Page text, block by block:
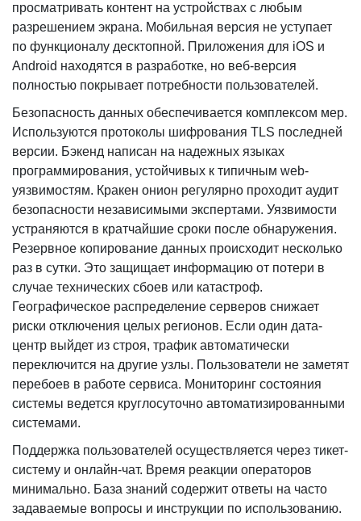
просматривать контент на устройствах с любым
разрешением экрана. Мобильная версия не уступает
по функционалу десктопной. Приложения для iOS и
Android находятся в разработке, но веб-версия
полностью покрывает потребности пользователей.
Безопасность данных обеспечивается комплексом мер.
Используются протоколы шифрования TLS последней
версии. Бэкенд написан на надежных языках
программирования, устойчивых к типичным web-
уязвимостям. Кракен онион регулярно проходит аудит
безопасности независимыми экспертами. Уязвимости
устраняются в кратчайшие сроки после обнаружения.
Резервное копирование данных происходит несколько
раз в сутки. Это защищает информацию от потери в
случае технических сбоев или катастроф.
Географическое распределение серверов снижает
риски отключения целых регионов. Если один дата-
центр выйдет из строя, трафик автоматически
переключится на другие узлы. Пользователи не заметят
перебоев в работе сервиса. Мониторинг состояния
системы ведется круглосуточно автоматизированными
системами.
Поддержка пользователей осуществляется через тикет-
систему и онлайн-чат. Время реакции операторов
минимально. База знаний содержит ответы на часто
задаваемые вопросы и инструкции по использованию.